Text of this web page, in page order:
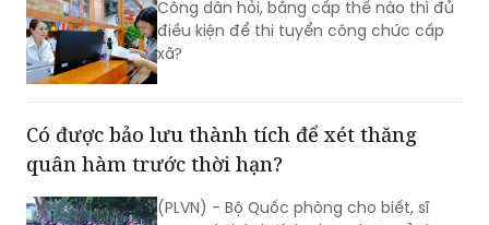
có căn cứ vào biên bản hòa giải thể
hiện nguyên đơn đã rút toàn bộ yêu
không?
Điều kiện dự tuyển công chức cấp xã
xã?
Có được bảo lưu thành tích để xét thăng